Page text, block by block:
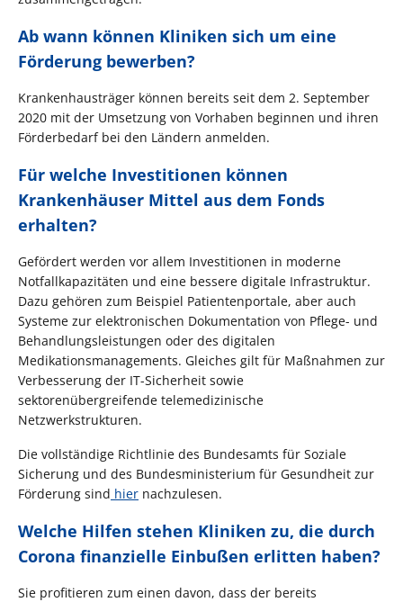
Ab wann können Kliniken sich um eine
Förderung bewerben?
Krankenhausträger können bereits seit dem 2. September
2020 mit der Umsetzung von Vorhaben beginnen und ihren
Förderbedarf bei den Ländern anmelden.
Für welche Investitionen können
Krankenhäuser Mittel aus dem Fonds
erhalten?
Gefördert werden vor allem Investitionen in moderne
Notfallkapazitäten und eine bessere digitale Infrastruktur.
Dazu gehören zum Beispiel Patientenportale, aber auch
Systeme zur elektronischen Dokumentation von Pflege- und
Behandlungsleistungen oder des digitalen
Medikationsmanagements. Gleiches gilt für Maßnahmen zur
Verbesserung der IT-Sicherheit sowie
sektorenübergreifende telemedizinische
Netzwerkstrukturen.
Die vollständige Richtlinie des Bundesamts für Soziale
Sicherung und des Bundesministerium für Gesundheit zur
Förderung sind hier nachzulesen.
Welche Hilfen stehen Kliniken zu, die durch
Corona finanzielle Einbußen erlitten haben?
Sie profitieren zum einen davon, dass der bereits